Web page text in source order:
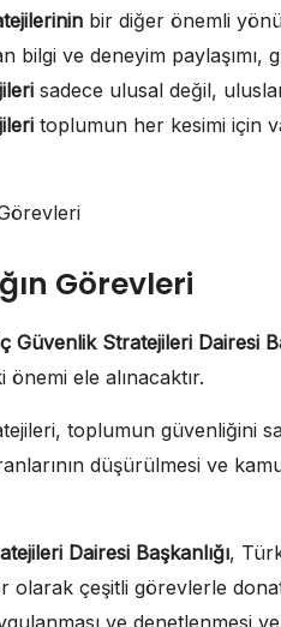
bir diğer önemli
bilgi ve deneyim paylaşımı,
sadece ulusal değil,
toplumun her kesimi için
Görevleri
Güvenlik Stratejileri Dairesi
önemi ele alınacaktır.
toplumun güvenliğini
düşürülmesi ve
Dairesi Başkanlığı,
olarak çeşitli görevlerle
ve denetlenmesi